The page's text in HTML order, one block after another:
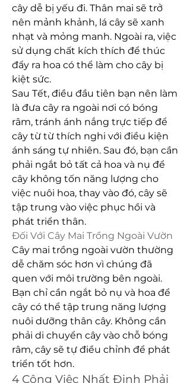
cây dễ bị yếu đi. Thân mai sẽ trở
nên mảnh khảnh, lá cây sẽ xanh
nhạt và mỏng manh. Ngoài ra, việc
sử dụng chất kích thích để thúc
đẩy ra hoa có thể làm cho cây bị
kiệt sức.
Sau Tết, điều đầu tiên bạn nên làm
là đưa cây ra ngoài nơi có bóng
râm, tránh ánh nắng trực tiếp để
cây từ từ thích nghi với điều kiện
ánh sáng tự nhiên. Sau đó, bạn cần
phải ngắt bỏ tất cả hoa và nụ để
cây không tốn năng lượng cho
việc nuôi hoa, thay vào đó, cây sẽ
tập trung vào việc phục hồi và
phát triển thân.
Đối Với Cây Mai Trồng Ngoài Vườn
Cây mai trồng ngoài vườn thường
dễ chăm sóc hơn vì chúng đã
quen với môi trường bên ngoài.
Bạn chỉ cần ngắt bỏ nụ và hoa để
cây có thể tập trung năng lượng
nuôi dưỡng thân cây. Không cần
phải di chuyển cây vào chỗ bóng
râm, cây sẽ tự điều chỉnh để phát
triển tốt hơn.
4 Công Việc Nhất Định Phải